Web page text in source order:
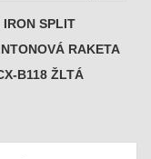
IRON SPLIT
RAKETA
B118 ŽLTÁ